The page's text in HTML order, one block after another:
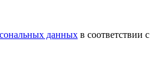
данных в соответствии с